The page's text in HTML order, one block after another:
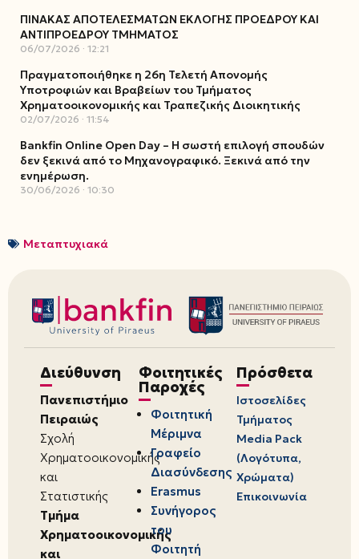
ΠΙΝΑΚΑΣ ΑΠΟΤΕΛΕΣΜΑΤΩΝ ΕΚΛΟΓΗΣ ΠΡΟΕΔΡΟΥ ΚΑΙ
ΑΝΤΙΠΡΟΕΔΡΟΥ ΤΜΗΜΑΤΟΣ
06/07/2026 12:21
Πραγματοποιήθηκε η 26η Τελετή Απονομής
Υποτροφιών και Βραβείων του Τμήματος
Χρηματοοικονομικής και Τραπεζικής Διοικητικής
02/07/2026 11:54
Bankfin Online Open Day – Η σωστή επιλογή σπουδών
δεν ξεκινά από το Μηχανογραφικό. Ξεκινά από την
ενημέρωση.
30/06/2026 10:30
Μεταπτυχιακά
Διεύθυνση
Πανεπιστήμιο
Πειραιώς
Σχολή
Χρηματοοικονομικής
και
Στατιστικής
Τμήμα
Χρηματοοικονομικής
και
Φοιτητικές
Παροχές
Φοιτητική
Μέριμνα
Γραφείο
Διασύνδεσης
Erasmus
Συνήγορος
του
Φοιτητή
Πρόσθετα
Ιστοσελίδες
Τμήματος
Media Pack
(Λογότυπα,
Χρώματα)
Επικοινωνία